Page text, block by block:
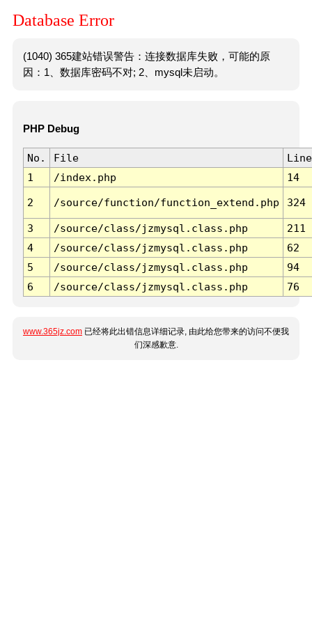
Database Error
(1040) 365建站错误警告：连接数据库失败，可能的原
因：1、数据库密码不对; 2、mysql未启动。
PHP Debug
No. File
Line
1
/index.php 14
2 /source/function/function_extend.php 324
3 /source/class/jzmysql.class.php
211
4
/source/class/jzmysql.class.php
62
5
/source/class/jzmysql.class.php
94
6
/source/class/jzmysql.class.php 76
www.365jz.com 已经将此出错信息详细记录, 由此给您带来的访问不便我
们深感歉意.